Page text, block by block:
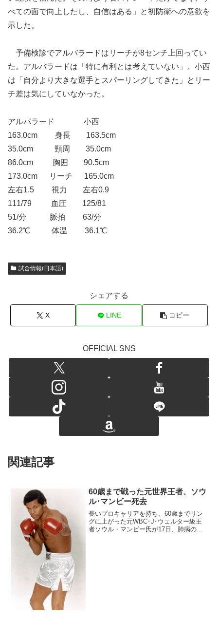
べての面で向上したし、自信はある」と初防衛への意欲を
示した。
予備検診でアルバラードはリーチが8センチ上回ってい
た。アルバラードは「特に有利とは考えていない」。小西
は「自分より大きな選手とスパーリングしてきた」とリー
チ差は気にしていなかった。
アルバラード 小西
163.0cm 身長 163.5cm
35.0cm 頸周 35.0cm
86.0cm 胸囲 90.5cm
173.0cm リーチ 165.0cm
左右1.5 視力 左右0.9
111/79 血圧 125/81
51/分 脈拍 63/分
36.2℃ 体温 36.1℃
試合情報(日本語)
シェアする
X LINE コピー
OFFICIAL SNS
関連記事
60歳まで戦った元世界王者、ソウ
ル･マンビー死去
長いプロキャリアを持ち、60歳までリン
グに上がった元WBC･J･ウェルター級王
者ソウル・マンビー氏が17日、肺病のた